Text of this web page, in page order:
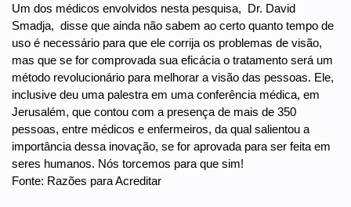
Um dos médicos envolvidos nesta pesquisa, Dr. David
Smadja, disse que ainda não sabem ao certo quanto tempo de
uso é necessário para que ele corrija os problemas de visão,
mas que se for comprovada sua eficácia o tratamento será um
método revolucionário para melhorar a visão das pessoas. Ele,
inclusive deu uma palestra em uma conferência médica, em
Jerusalém, que contou com a presença de mais de 350
pessoas, entre médicos e enfermeiros, da qual salientou a
importância dessa inovação, se for aprovada para ser feita em
seres humanos. Nós torcemos para que sim!
Fonte: Razões para Acreditar